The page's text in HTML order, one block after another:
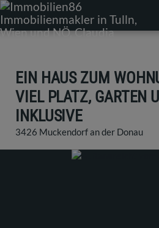
EIN HAUS ZUM
VIEL PLATZ, GARTEN
INKLUSIVE
3426 Muckendorf an der Donau